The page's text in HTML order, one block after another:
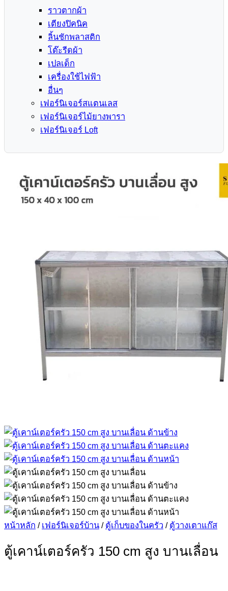
ราวตากผ้า
เตียงปิคนิค
ลิ้นชักพลาสติก
โต๊ะรีดผ้า
เปลเด็ก
เครื่องใช้ไฟฟ้า
อื่นๆ
เฟอร์นิเจอร์สแตนเลส
เฟอร์นิเจอร์ไม้ยางพารา
เฟอร์นิเจอร์ Loft
หน้าหลัก / เฟอร์นิเจอร์บ้าน / ตู้เก็บของในครัว / ตู้วางเตาแก๊ส
ตู้เคาน์เตอร์ครัว 150 cm สูง บานเลื่อน